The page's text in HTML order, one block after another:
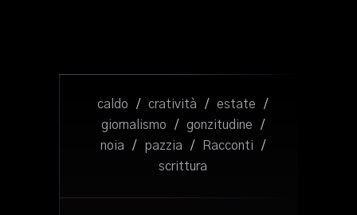
caldo / cratività / estate
/
giornalismo
/ gonzitudine
/
noia
/ pazzia / Racconti
/
scrittura